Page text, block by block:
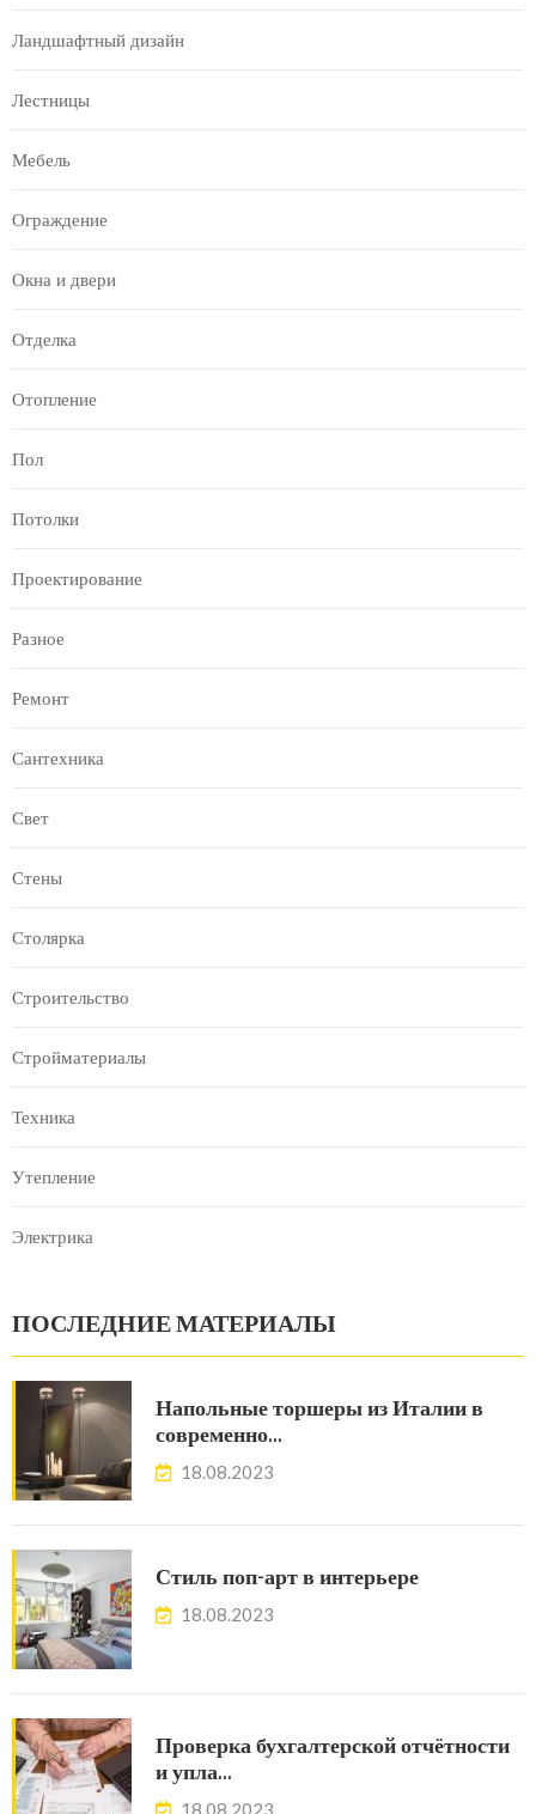
Ландшафтный дизайн
Лестницы
Мебель
Ограждение
Окна и двери
Отделка
Отопление
Пол
Потолки
Проектирование
Разное
Ремонт
Сантехника
Свет
Стены
Столярка
Строительство
Стройматериалы
Техника
Утепление
Электрика
ПОСЛЕДНИЕ МАТЕРИАЛЫ
Напольные торшеры из Италии в
современно…
18.08.2023
Стиль поп-арт в интерьере
18.08.2023
Проверка бухгалтерской отчётности
и упла…
18.08.2023